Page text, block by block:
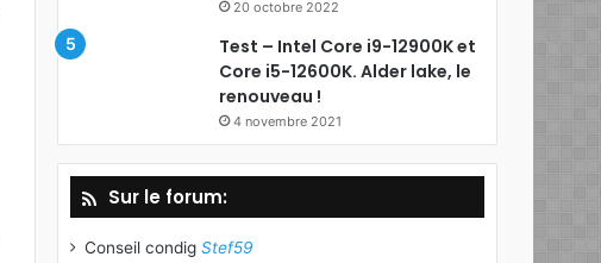
20 octobre 2022
Test – Intel Core i9-12900K et
Core i5-12600K. Alder lake, le
renouveau !
4 novembre 2021
Sur le forum:
Conseil condig Stef59